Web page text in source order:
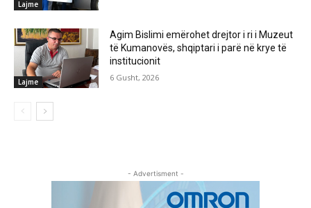
Lajme
Lajme
Agim Bislimi emërohet drejtor i ri i Muzeut
të Kumanovës, shqiptari i parë në krye të
institucionit
6 Gusht, 2026
- Advertisment -